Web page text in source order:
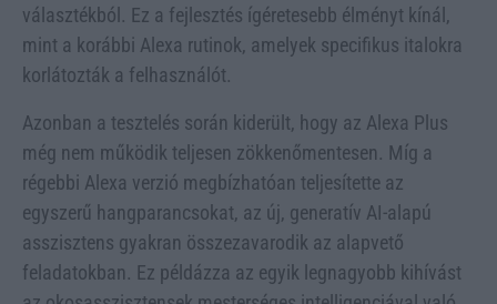
választékból. Ez a fejlesztés ígéretesebb élményt kínál,
mint a korábbi Alexa rutinok, amelyek specifikus italokra
korlátozták a felhasználót.
Azonban a tesztelés során kiderült, hogy az Alexa Plus
még nem működik teljesen zökkenőmentesen. Míg a
régebbi Alexa verzió megbízhatóan teljesítette az
egyszerű hangparancsokat, az új, generatív AI-alapú
asszisztens gyakran összezavarodik az alapvető
feladatokban. Ez példázza az egyik legnagyobb kihívást